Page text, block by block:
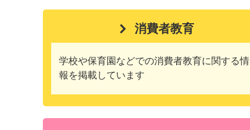
消費者教育
学校や保育園などでの消費者教育に関する情
報を掲載しています